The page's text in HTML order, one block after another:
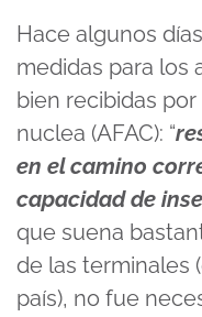
Hace algunos
medidas para los
bien recibidas
nuclea (AFAC): “
en el camino
capacidad de
que suena
de las terminales
país), no fue